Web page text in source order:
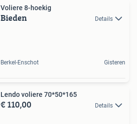
Voliere 8-hoekig
Bieden Details
Berkel-Enschot Gisteren
Lendo voliere 70*50*165
€ 110,00 Details